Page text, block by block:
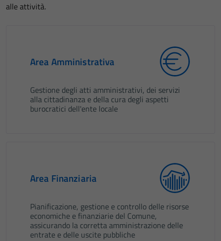
alle attività.
Area Amministrativa
Gestione degli atti amministrativi, dei servizi
alla cittadinanza e della cura degli aspetti
burocratici dell'ente locale
Area Finanziaria
Pianificazione, gestione e controllo delle risorse
economiche e finanziarie del Comune,
assicurando la corretta amministrazione delle
entrate e delle uscite pubbliche